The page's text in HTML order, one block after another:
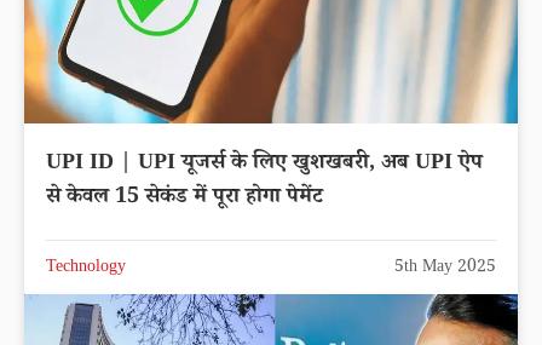
UPI ID | UPI यूजर्स के लिए खुशखबरी, अब UPI ऐप
से केवल 15 सेकंड में पूरा होगा पेमेंट
Technology 5th May 2025